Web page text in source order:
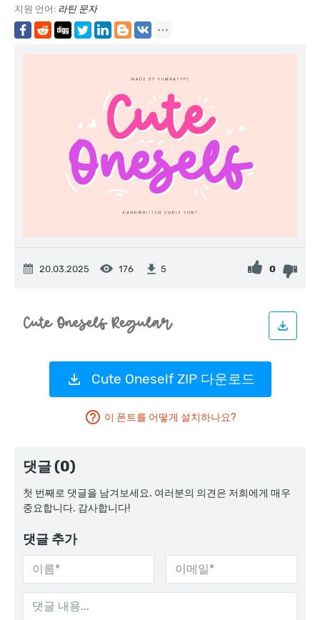
지원 언어: 라틴 문자
20.03.2025 176 5 0
Cute Oneself ZIP 다운로드
이 폰트를 어떻게 설치하나요?
댓글 (0)
첫 번째로 댓글을 남겨보세요. 여러분의 의견은 저희에게 매우
중요합니다. 감사합니다!
댓글 추가